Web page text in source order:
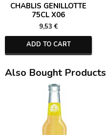
CHABLIS GENILLOTTE
75CL X06
9,53 €
ADD TO CART
Also Bought Products